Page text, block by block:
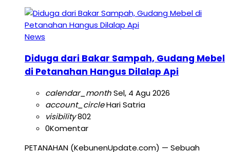
News
Diduga dari Bakar Sampah, Gudang Mebel
di Petanahan Hangus Dilalap Api
calendar_monthSel, 4 Agu 2026
account_circleHari Satria
visibility802
0Komentar
PETANAHAN (KebunenUpdate.com) — Sebuah